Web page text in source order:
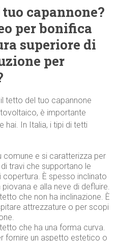
capannone?
per bonifica
superiore di
per
tetto del tuo capannone
è importante
hai. In Italia, i tipi di tetti
comune e si caratterizza per
travi che supportano le
È spesso inclinato
e alla neve di defluire.
che non ha inclinazione. È
attrezzature o per scopi
che ha una forma curva.
fornire un aspetto estetico o